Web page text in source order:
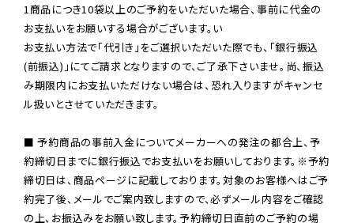
1商品につき10袋以上のご予約をいただいた場合、事前に代金の
お支払いをお願いする場合がございます。い
お支払い方法で「代引き」をご選択いただいた際でも、「銀行振込
(前振込)」にてご請求となりますので、ご了承下さいませ。尚、振込
み期限内にお支払いただけない場合は、恐れ入りますがキャンセ
ル扱いとさせていただきます。
■ 予約商品の事前入金についてメーカーへの発注の都合上、予
約締切日までに銀行振込でお支払いをお願いしております。※予約
締切日は、商品ページに記載しております。対象のお客様へはご予
約完了後、メールでご案内致しますので、必ずメール内容をご確認
の上、お振込みをお願い致します。予約締切日直前のご予約の場